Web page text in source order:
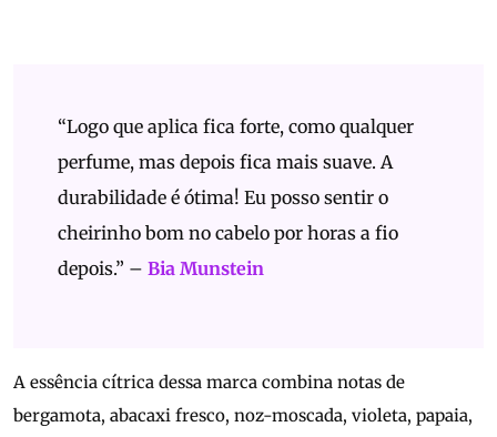
“Logo que aplica fica forte, como qualquer
perfume, mas depois fica mais suave. A
durabilidade é ótima! Eu posso sentir o
cheirinho bom no cabelo por horas a fio
depois.” – Bia Munstein
A essência cítrica dessa marca combina notas de
bergamota, abacaxi fresco, noz-moscada, violeta, papaia,